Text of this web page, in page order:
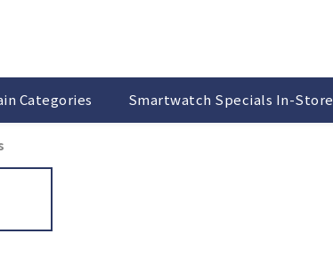
Categories Smartwatch Specials In-Store